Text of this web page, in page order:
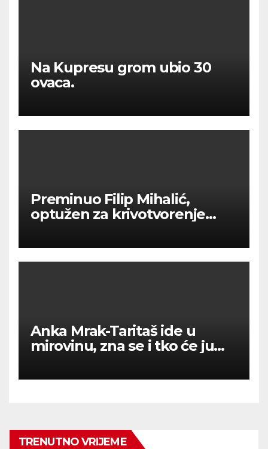
Na Kupresu grom ubio 30
ovaca.
Preminuo Filip Mihalić,
optužen za krivotvorenje
Anka Mrak-Taritaš ide u
mirovinu, zna se i tko će ju
TRENUTNO VRIJEME